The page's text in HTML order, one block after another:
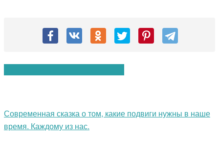
Современная сказка о том, какие подвиги нужны в наше
время. Каждому из нас.